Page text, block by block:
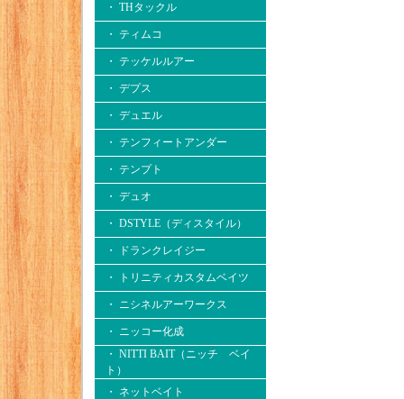
・ THタックル
・ ティムコ
・ テッケルルアー
・ デプス
・ デュエル
・ テンフィートアンダー
・ テンプト
・ デュオ
・ DSTYLE（ディスタイル）
・ ドランクレイジー
・ トリニティカスタムベイツ
・ ニシネルアーワークス
・ ニッコー化成
・ NITTI BAIT（ニッチ ベイ
ト）
・ ネットベイト